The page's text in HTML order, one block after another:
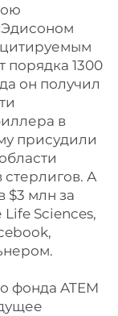
порядка 1300
он получил
в
присудили
стерлигов. А
$3 млн за
Sciences,
фонда ATEM